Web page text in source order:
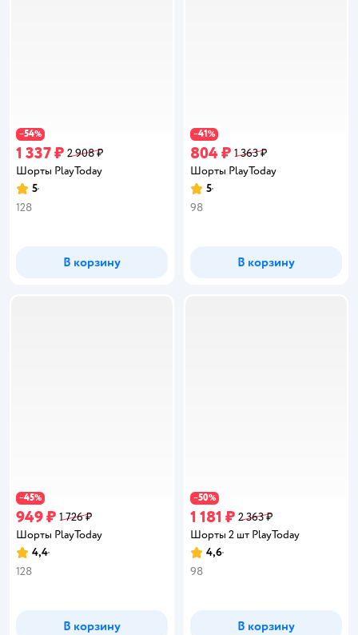
−54%
1 337 ₽ 2 908 ₽
Шорты PlayToday
Рейтинг:
5
128
В корзину
−41%
804 ₽ 1 363 ₽
Шорты PlayToday
Рейтинг:
5
98
В корзину
−45%
949 ₽ 1 726 ₽
Шорты PlayToday
Рейтинг:
4,4
128
В корзину
−50%
1 181 ₽ 2 363 ₽
Шорты 2 шт PlayToday
Рейтинг:
4,6
98
В корзину